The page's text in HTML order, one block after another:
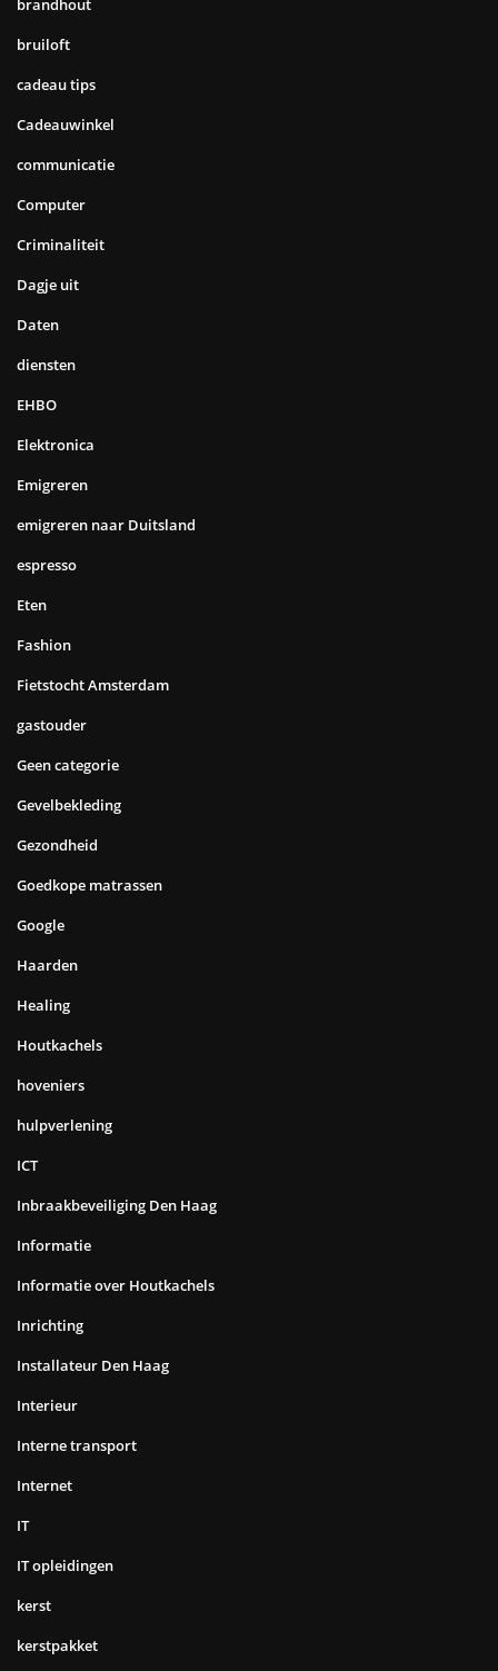
brandhout
bruiloft
cadeau tips
Cadeauwinkel
communicatie
Computer
Criminaliteit
Dagje uit
Daten
diensten
EHBO
Elektronica
Emigreren
emigreren naar Duitsland
espresso
Eten
Fashion
Fietstocht Amsterdam
gastouder
Geen categorie
Gevelbekleding
Gezondheid
Goedkope matrassen
Google
Haarden
Healing
Houtkachels
hoveniers
hulpverlening
ICT
Inbraakbeveiliging Den Haag
Informatie
Informatie over Houtkachels
Inrichting
Installateur Den Haag
Interieur
Interne transport
Internet
IT
IT opleidingen
kerst
kerstpakket